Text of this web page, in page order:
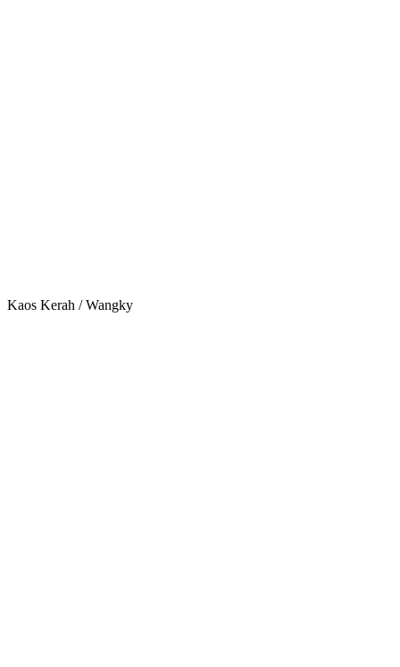
Kaos Kerah / Wangky